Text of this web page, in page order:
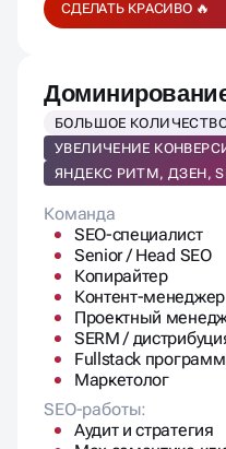
БОЛЬШОЕ
УВЕЛИЧЕНИЕ
ЯНДЕКС РИТМ, ДЗЕН,
Команда
Senior / Head SEO
Копирайтер
Контент-менеджер
Проектный
SERM / дистрибуция
Fullstack
Маркетолог
SEO-работы:
Аудит и стратегия
Max семантика
ТЗ на доработки и